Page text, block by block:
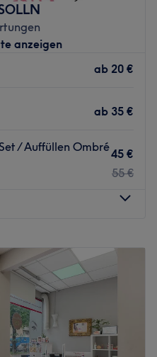
anzeigen
ab 20 €
ab 35 €
/ Auffüllen Ombré
45 €
55 €
19:00
10:00–
10:00–
10:00–18:00
Geschlossen